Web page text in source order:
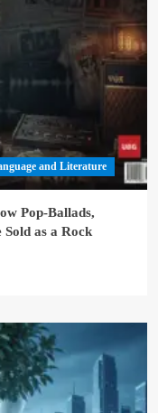
and Literature
Pop-Ballads,
as a Rock